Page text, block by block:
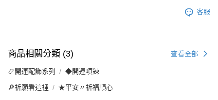
客服
商品相關分類 (3) 查看全部
📿開運配飾系列 ◆開運項鍊
🔎祈願看這裡 ★平安〃祈福順心